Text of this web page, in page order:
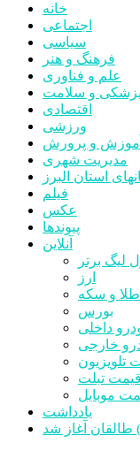
خانه
اجتماعی
سیاسی
فرهنگ و هنر
علم و فناوری
پزشکی و سلامت
اقتصادی
ورزشی
آموزش و پرورش
مدیریت شهری
استان البرز
فیلم
عکس
پیوندها
آنلاین
لیگ برتر
ارز
و سکه
بورس
داخلی
خارجی
تلویزیون
قیمت تبلت
موبایل
یادداشت
طالقان آغاز شد